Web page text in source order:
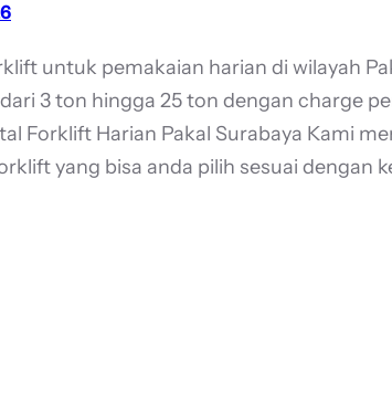
untuk pemakaian harian di wilayah
3 ton hingga 25 ton dengan charge
Forklift Harian Pakal Surabaya Kami
yang bisa anda pilih sesuai dengan